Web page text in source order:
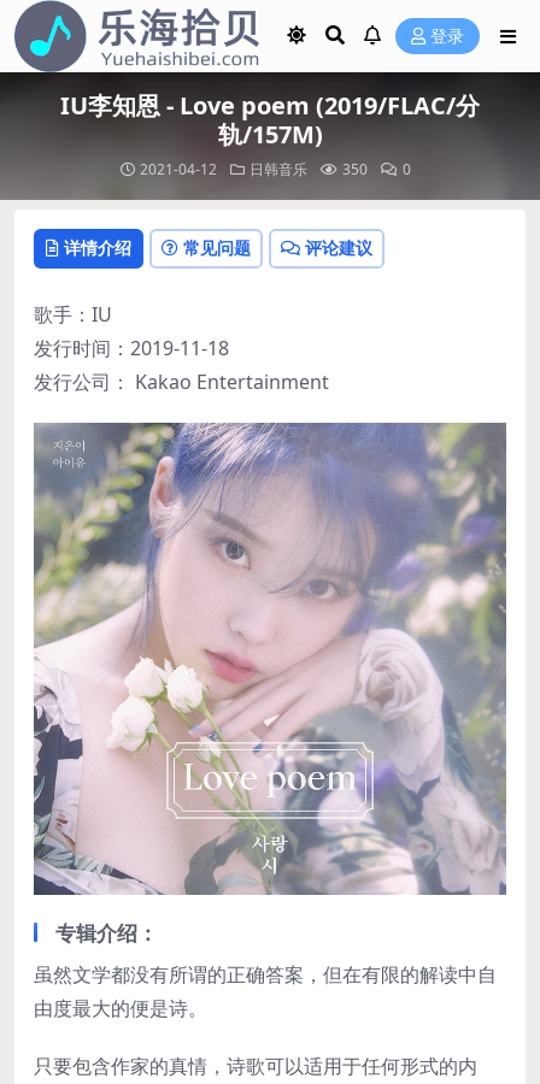
登录
IU李知恩 - Love poem (2019/FLAC/分
轨/157M)
2021-04-12 日韩音乐 350 0
详情介绍 常见问题 评论建议
歌手：IU
发行时间：2019-11-18
发行公司： Kakao Entertainment
专辑介绍：
虽然文学都没有所谓的正确答案，但在有限的解读中自
由度最大的便是诗。
只要包含作家的真情，诗歌可以适用于任何形式的内